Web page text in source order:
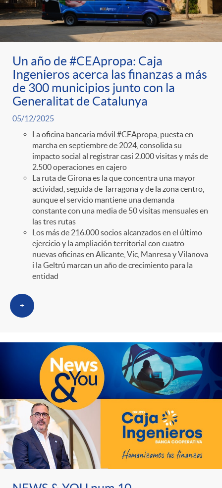
Un año de #CEApropa: Caja
Ingenieros acerca las finanzas a más
de 300 municipios junto con la
Generalitat de Catalunya
05/12/2025
La oficina bancaria móvil #CEApropa, puesta en
marcha en septiembre de 2024, consolida su
impacto social al registrar casi 2.000 visitas y más de
2.500 operaciones en cajero
La ruta de Girona es la que concentra una mayor
actividad, seguida de Tarragona y de la zona centro,
aunque el servicio mantiene una demanda
constante con una media de 50 visitas mensuales en
las tres rutas
Los más de 216.000 socios alcanzados en el último
ejercicio y la ampliación territorial con cuatro
nuevas oficinas en Alicante, Vic, Manresa y Vilanova
i la Geltrú marcan un año de crecimiento para la
entidad
+